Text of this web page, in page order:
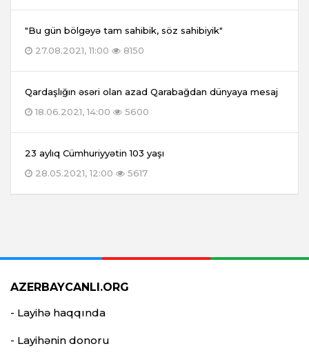
"Bu gün bölgəyə tam sahibik, söz sahibiyik"
27.08.2021, 11:00
8150
Qardaşlığın əsəri olan azad Qarabağdan dünyaya mesaj
18.06.2021, 14:00
5600
23 aylıq Cümhuriyyətin 103 yaşı
28.05.2021, 12:00
5617
AZERBAYCANLI.ORG
- Layihə haqqında
- Layihənin donoru